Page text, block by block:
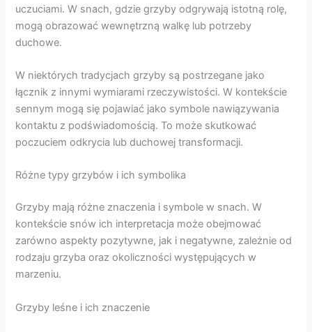
uczuciami. W snach, gdzie grzyby odgrywają istotną rolę,
mogą obrazować wewnętrzną walkę lub potrzeby
duchowe.
W niektórych tradycjach grzyby są postrzegane jako
łącznik z innymi wymiarami rzeczywistości. W kontekście
sennym mogą się pojawiać jako symbole nawiązywania
kontaktu z podświadomością. To może skutkować
poczuciem odkrycia lub duchowej transformacji.
Różne typy grzybów i ich symbolika
Grzyby mają różne znaczenia i symbole w snach. W
kontekście snów ich interpretacja może obejmować
zarówno aspekty pozytywne, jak i negatywne, zależnie od
rodzaju grzyba oraz okoliczności występujących w
marzeniu.
Grzyby leśne i ich znaczenie